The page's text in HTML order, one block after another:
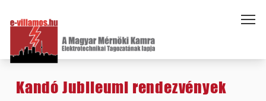
Kandó Jubileumi rendezvények